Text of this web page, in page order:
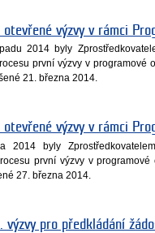
otevřené výzvy v rámci
2014 byly
první výzvy v programové
21. března 2014.
otevřené výzvy v rámci
2014 byly
první výzvy v
27. března 2014.
výzvy pro předkládání